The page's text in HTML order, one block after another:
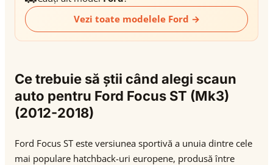
Vezi toate modelele Ford →
Ce trebuie să știi când alegi scaun
auto pentru Ford Focus ST (Mk3)
(2012-2018)
Ford Focus ST este versiunea sportivă a unuia dintre cele
mai populare hatchback-uri europene, produsă între